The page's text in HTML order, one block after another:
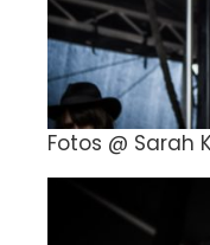
Fotos @ Sarah